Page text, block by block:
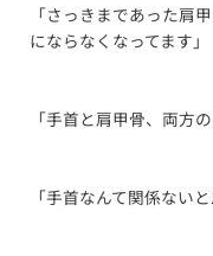
「さっきまであった肩
にならなくなってます」
「手首と肩甲骨、両方
「手首なんて関係ない